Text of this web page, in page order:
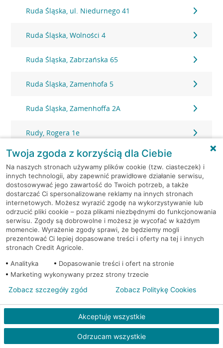
Ruda Śląska, ul. Niedurnego 41
Ruda Śląska, Wolności 4
Ruda Śląska, Zabrzańska 65
Ruda Śląska, Zamenhofa 5
Ruda Śląska, Zamenhoffa 2A
Rudy, Rogera 1e
Siemianowice Śląskie, Niepodległości 25
Siemianowice Śląskie, Niepodległości 25
Siemianowice Śląskie, Oświęciska 1A
Siemianowice Śląskie, Pl. Wolności 30
Siemianowice Śląskie, Śląska 1
Siemianowice Śląskie, Śląska 1
Siemianowice Śląskie, Śląska 1
Siemianowice Śląskie, Śląska 24
Twoja zgoda z korzyścią dla Ciebie
Na naszych stronach używamy plików cookie (tzw. ciasteczek) i
innych technologii, aby zapewnić prawidłowe działanie serwisu,
dostosowywać jego zawartość do Twoich potrzeb, a także
dostarczać Ci spersonalizowane reklamy na innych stronach
internetowych. Możesz wyrazić zgodę na wykorzystywanie lub
odrzucić pliki cookie – poza plikami niezbędnymi do funkcjonowania
serwisu. Zgody są dobrowolne i możesz je wycofać w każdym
momencie. Wyrażenie zgody sprawi, że będziemy mogli
prezentować Ci lepiej dopasowane treści i oferty na tej i innych
stronach Credit Agricole.
Analityka
Dopasowanie treści i ofert na stronie
Marketing wykonywany przez strony trzecie
Akceptuję wszystkie
Odrzucam wszystkie
Zobacz szczegóły zgód Zobacz Politykę Cookies